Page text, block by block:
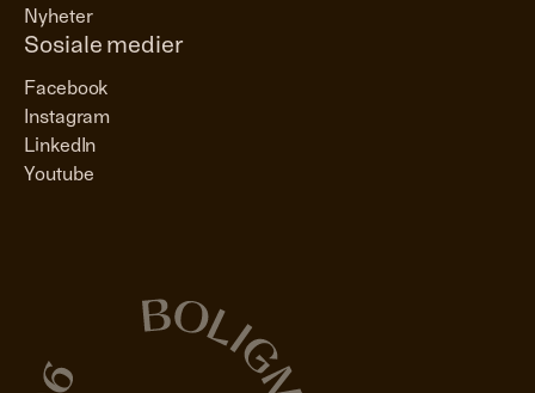
Nyheter
Sosiale medier
Facebook
Instagram
LinkedIn
Youtube